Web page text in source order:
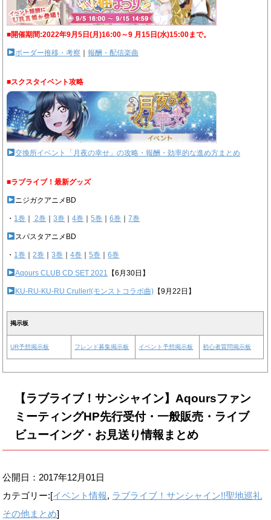
■開催期間:2022年9月5日(月)16:00～9 月15日(水)15:00まで。
ボーダー推移・考察 ｜報酬・配信楽曲
■スクスタイベント攻略
交換所イベント「月夜の幸せ」の攻略・報酬・効率的な進め方まとめ
■ラブライブ！最新グッズ
ニジガクアニメBD
・ 1巻 2巻 ｜3巻 ｜4巻 ｜5巻 ｜6巻 ｜7巻
スパスタアニメBD
・ 1巻 ｜2巻 ｜3巻 ｜4巻 ｜5巻 ｜6巻
Aqours CLUB CD SET 2021 【6月30日】
KU-RU-KU-RU Cruller!(モンストコラボ曲) 【9月22日】
掲示板
UR予想掲示板 フレンド募集掲示板 イベント予想掲示板 初心者質問掲示板
【ラブライブ！サンシャイン】Aqoursファン
ミーティングHP先行受付・一般販売・ライブ
ビューイング・お見送り情報まとめ
公開日： 2017年12月01日
カテゴリー:[イベント情報, ラブライブ！サンシャイン!!聖地巡礼
その他まとめ]